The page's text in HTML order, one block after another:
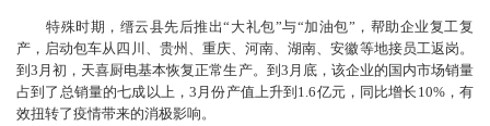
特殊时期，缙云县先后推出“大礼包”与“加油包”，帮助企业复工复
产，启动包车从四川、贵州、重庆、河南、湖南、安徽等地接员工返岗。
到3月初，天喜厨电基本恢复正常生产。到3月底，该企业的国内市场销量
占到了总销量的七成以上，3月份产值上升到1.6亿元，同比增长10%，有
效扭转了疫情带来的消极影响。